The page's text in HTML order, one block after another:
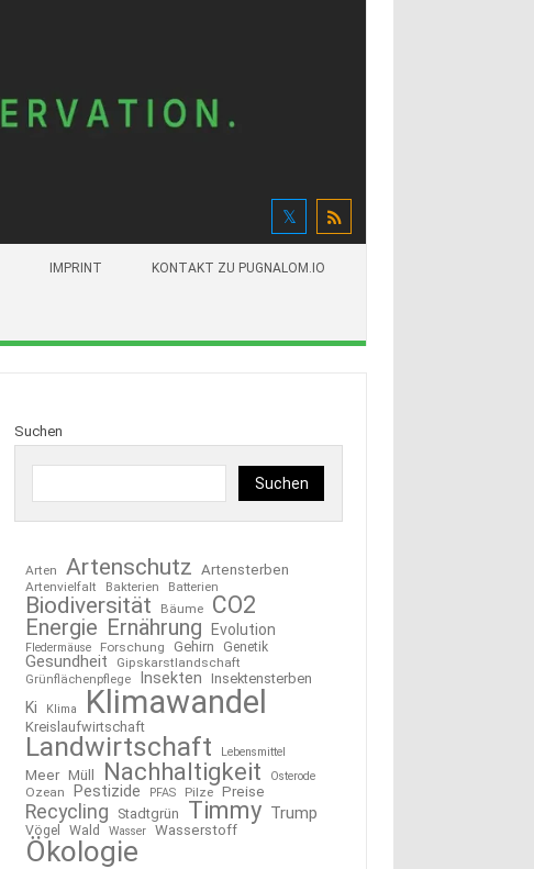
IMPRINT KONTAKT ZU PUGNALOM.IO
Suchen
Suchen
Arten Artenschutz Artensterben
Artenvielfalt Bakterien Batterien
Biodiversität Bäume CO2
Energie Ernährung Evolution
Fledermäuse Forschung Gehirn Genetik
Gesundheit Gipskarstlandschaft
Grünflächenpflege Insekten Insektensterben
Ki Klima Klimawandel
Kreislaufwirtschaft
Landwirtschaft Lebensmittel
Meer Müll Nachhaltigkeit Osterode
Ozean Pestizide PFAS Pilze Preise
Recycling Stadtgrün Timmy Trump
Vögel Wald Wasser Wasserstoff
Ökologie